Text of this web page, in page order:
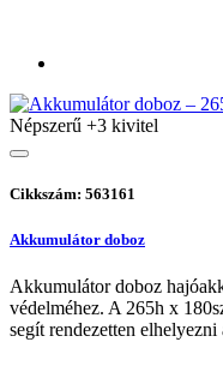
Népszerű +3 kivitel
Cikkszám: 563161
Akkumulátor doboz
Akkumulátor doboz
védelméhez. A 265h x
segít rendezetten